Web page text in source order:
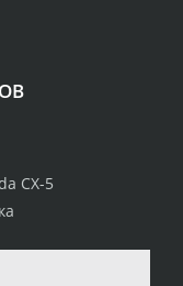
качества
CX-5